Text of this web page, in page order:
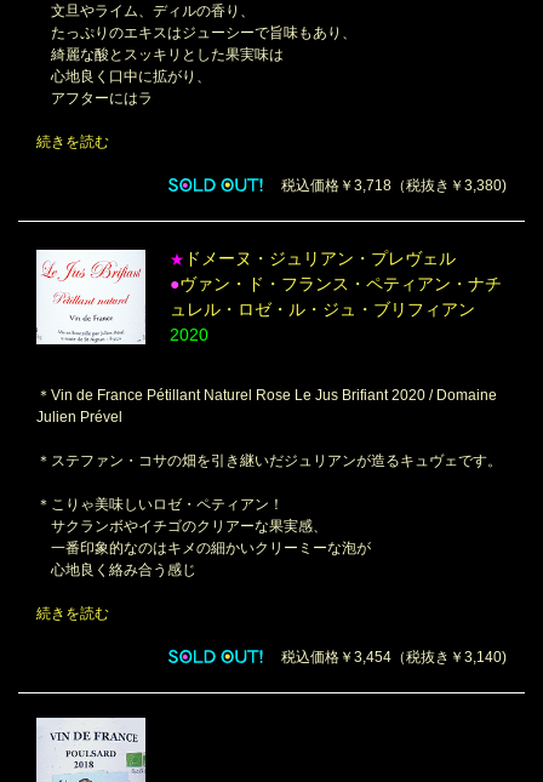
文旦やライム、ディルの香り、
たっぷりのエキスはジューシーで旨味もあり、
綺麗な酸とスッキリとした果実味は
心地良く口中に拡がり、
アフターにはラ
続きを読む
税込価格￥3,718（税抜き￥3,380)
★ ドメーヌ・ジュリアン・プレヴェル
●ヴァン・ド・フランス・ペティアン・ナチ
ュレル・ロゼ・ル・ジュ・ブリフィアン
2020
＊Vin de France Pétillant Naturel Rose Le Jus Brifiant 2020 / Domaine
Julien Prével
＊ステファン・コサの畑を引き継いだジュリアンが造るキュヴェです。
＊こりゃ美味しいロゼ・ペティアン！
サクランボやイチゴのクリアーな果実感、
一番印象的なのはキメの細かいクリーミーな泡が
心地良く絡み合う感じ
続きを読む
税込価格￥3,454（税抜き￥3,140)